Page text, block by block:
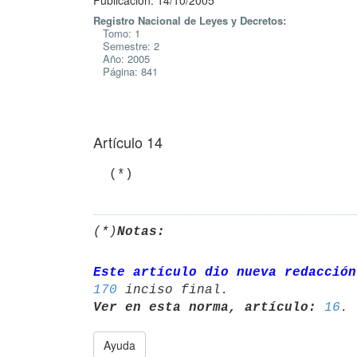
Registro Nacional de Leyes y Decretos:
Tomo: 1
Semestre: 2
Año: 2005
Página: 841
Artículo 14
(*)Notas:
Este artículo dio nueva
170
Ver en esta norma, artículo:
16
Ayuda